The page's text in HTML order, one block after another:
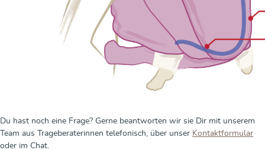
Du hast noch eine Frage? Gerne beantworten wir sie Dir mit unserem
Team aus Trageberaterinnen telefonisch, über unser Kontaktformular
oder im Chat.